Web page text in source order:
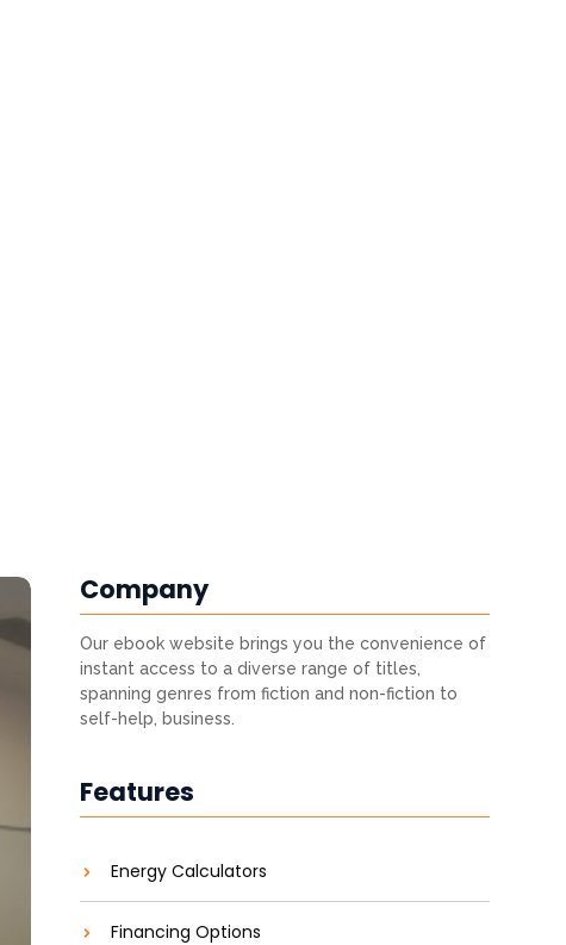
Company
Our ebook website brings you the convenience of
instant access to a diverse range of titles,
spanning genres from fiction and non-fiction to
self-help, business.
Features
Energy Calculators
Financing Options